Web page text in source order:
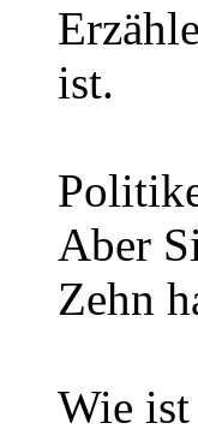
ist.
Aber
Zehn
Wie